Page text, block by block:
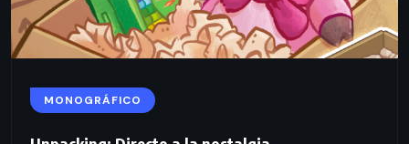
MONOGRÁFICO